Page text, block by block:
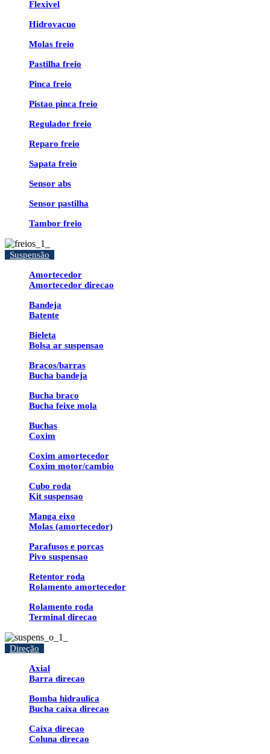
Flexivel
Hidrovacuo
Molas freio
Pastilha freio
Pinca freio
Pistao pinca freio
Regulador freio
Reparo freio
Sapata freio
Sensor abs
Sensor pastilha
Tambor freio
Suspensão
Amortecedor
Amortecedor direcao
Bandeja
Batente
Bieleta
Bolsa ar suspensao
Bracos/barras
Bucha bandeja
Bucha braco
Bucha feixe mola
Buchas
Coxim
Coxim amortecedor
Coxim motor/cambio
Cubo roda
Kit suspensao
Manga eixo
Molas (amortecedor)
Parafusos e porcas
Pivo suspensao
Retentor roda
Rolamento amortecedor
Rolamento roda
Terminal direcao
Direção
Axial
Barra direcao
Bomba hidraulica
Bucha caixa direcao
Caixa direcao
Coluna direcao